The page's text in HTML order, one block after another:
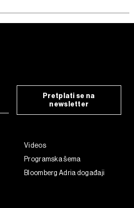
Pretplati se na
newsletter
Videos
Programska šema
Bloomberg Adria događaji